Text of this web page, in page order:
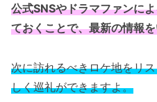
公式SNSやドラマファンに
ておくことで、最新の情報
次に訪れるべきロケ地をリ
しく巡礼ができますよ。